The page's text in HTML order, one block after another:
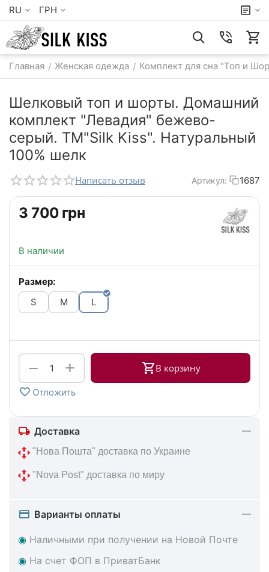
RU ГРН
Главная / Женская одежда / Комплект для сна "Топ и
Шелковый топ и шорты. Домашний
комплект "Левадия" бежево-
серый. TM"Silk Kiss". Натуральный
100% шелк
Написать отзыв Артикул: 1687
‍3 700‍ грн
В наличии
Размер:
S
M L
+
− В корзину
Отложить
Доставка
"Нова Пошта" доставка по Украине
"Nova Post" доставка по миру
Варианты оплаты
◉ Наличными при получении на Новой Почте
◉ На счет ФОП в ПриватБанк